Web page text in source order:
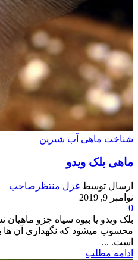
شناخت ماهی آب شیرین
ماهی بلک ویدو
ارسال توسط غزل منتظرصاحب
نوامبر 9, 2019
0
بلک ویدو یا بیوه سیاه جزو
محسوب میشود که نگهداری آن ها
است. ...
ادامه مطلب